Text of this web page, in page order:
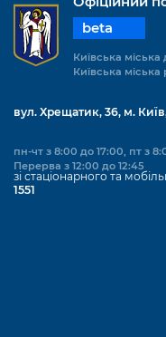
beta
Київська
Київська міська
вул. Хрещатик, 36, м.
пн-чт з 8:00 до 17:00, пт з
Перерва з 12:00 до 12:45
зі стаціонарного та
1551